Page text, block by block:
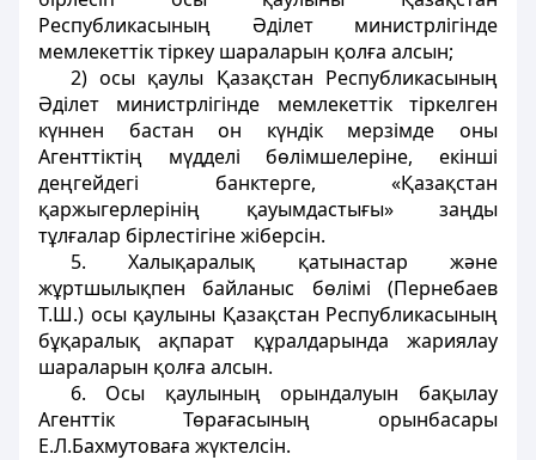
Республикасының Әдiлет министрлігінде
мемлекеттік тiркеу шараларын қолға алсын;
2) осы қаулы Қазақстан Республикасының
Әдiлет министрлігінде мемлекеттік тiркелген
күннен бастан он күндiк мерзiмде оны
Агенттiктiң мүдделi бөлiмшелерiне, екiншi
деңгейдегi банктерге, «Қазақстан
қаржыгерлерiнiң қауымдастығы» заңды
тұлғалар бірлестiгiне жiберсiн.
5. Халықаралық қатынастар және
жұртшылықпен байланыс бөлiмi (Пернебаев
Т.Ш.) осы қаулыны Қазақстан Республикасының
бұқаралық ақпарат құралдарында жариялау
шараларын қолға алсын.
6. Осы қаулының орындалуын бақылау
Агенттiк Төрағасының орынбасары
Е.Л.Бахмутоваға жүктелсiн.